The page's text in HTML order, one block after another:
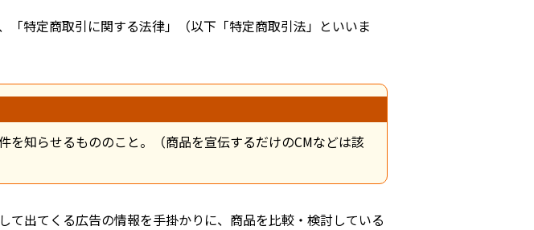
特定商取引に関する法律」（以下「特定商取引法」といいま
知らせるもののこと。（商品を宣伝するだけのCMなどは該
出てくる広告の情報を手掛かりに、商品を比較・検討している